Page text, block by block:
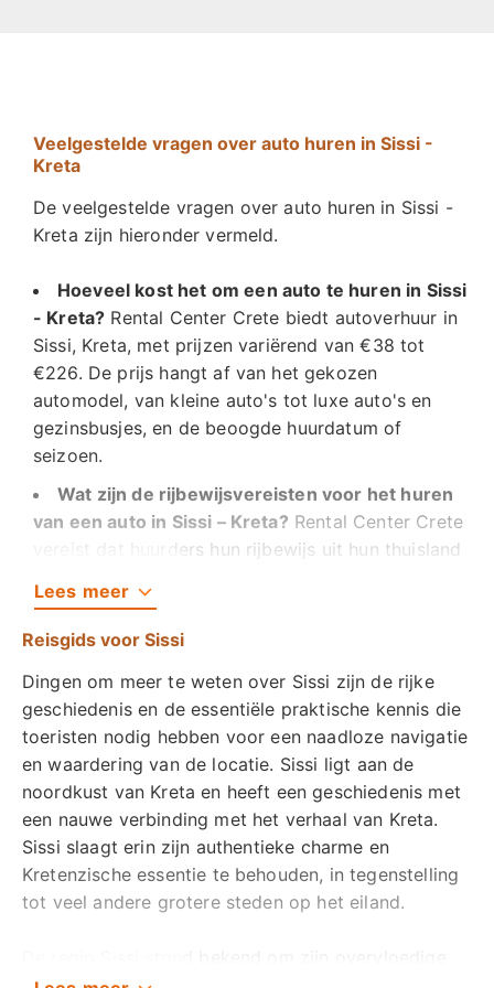
Veelgestelde vragen over auto huren in Sissi -
Kreta
De veelgestelde vragen over auto huren in Sissi -
Kreta zijn hieronder vermeld.
Hoeveel kost het om een auto te huren in Sissi
- Kreta? Rental Center Crete biedt autoverhuur in
Sissi, Kreta, met prijzen variërend van €38 tot
€226. De prijs hangt af van het gekozen
automodel, van kleine auto's tot luxe auto's en
gezinsbusjes, en de beoogde huurdatum of
seizoen.
Wat zijn de rijbewijsvereisten voor het huren
van een auto in Sissi – Kreta? Rental Center Crete
vereist dat huurders hun rijbewijs uit hun thuisland
dat de bestuurder 21, 23 of 25 jaar oud moet zijn,
afhankelijk van de autocategorie.
Heb ik een Internationaal Rijbewijs nodig om
een auto te huren op Kreta?
Rental Center Crete
vereist geen Internationaal Rijbewijs (IRB) voor
rijbewijzen uitgegeven door overheden in de EU,
VS, VK, Zwitserland, Australië, Canada, Israël,
Rusland en Oekraïne. Bezoekers met rijbewijzen
buiten de lijst van landen moeten een IRB
verkrijgen voordat ze een auto mogen huren.
Heb ik verzekering nodig om een auto te
Lees meer
Reisgids voor Sissi
Dingen om meer te weten over Sissi zijn de rijke
geschiedenis en de essentiële praktische kennis die
toeristen nodig hebben voor een naadloze navigatie
en waardering van de locatie. Sissi ligt aan de
noordkust van Kreta en heeft een geschiedenis met
een nauwe verbinding met het verhaal van Kreta.
Sissi slaagt erin zijn authentieke charme en
Kretenzische essentie te behouden, in tegenstelling
tot veel andere grotere steden op het eiland.